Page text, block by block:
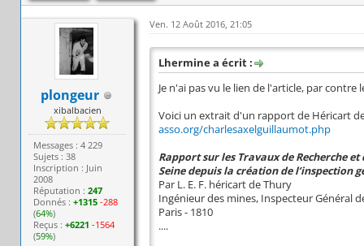
plongeur
xibalbacien
Messages : 4 229
Sujets : 38
Inscription : Juin
2008
Réputation :247
Donnés :+1315 -288
(64%)
Reçus :+6221 -1564
(59%)
Ven. 12 Août 2016, 21:05
Lhermine a écrit :
Je n'ai pas vu le lien de l'article, par
Voici un extrait d'un rapport de Héricart
asso.org/charlesaxelguillaumot.php
Rapport sur les Travaux de Recherche
Seine depuis la création de l’inspection
Par L. E. F. héricart de Thury
Ingénieur des mines, Inspecteur Général
Paris - 1810
....